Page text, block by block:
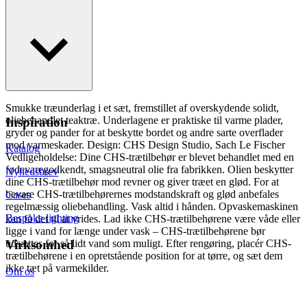
Smukke træunderlag i et sæt, fremstillet af overskydende solidt,
oliebehandlet teaktræ. Underlagene er praktiske til varme plader,
gryder og pander for at beskytte bordet og andre sarte overflader
mod varmeskader. Design: CHS Design Studio, Sach Le Fischer
Vedligeholdelse: Dine CHS-trætilbehør er blevet behandlet med en
fødevaregodkendt, smagsneutral olie fra fabrikken. Olien beskytter
dine CHS-trætilbehør mod revner og giver træet en glød. For at
bevare CHS-trætilbehørernes modstandskraft og glød anbefales
regelmæssig oliebehandling. Vask altid i hånden. Opvaskemaskinen
kan få det til at vrides. Lad ikke CHS-trætilbehørene være våde eller
ligge i vand for længe under vask – CHS-trætilbehørene bør
udsættes for så lidt vand som muligt. Efter rengøring, placér CHS-
trætilbehørene i en opretstående position for at tørre, og sæt dem
ikke tæt på varmekilder.
Inspiration
Katalog
Nyhedsbrev
Cases
Bespoke lighting
Virksomhed
Om os